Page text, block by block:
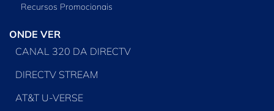
Recursos Promocionais
ONDE VER
CANAL 320 DA DIRECTV
DIRECTV STREAM
AT&T U-VERSE